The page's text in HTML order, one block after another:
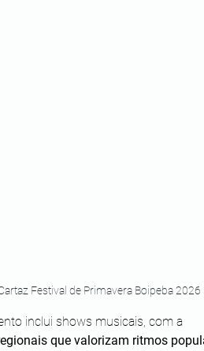
Festival de Primavera Boipeba 2026
inclui shows musicais, com a
que valorizam ritmos